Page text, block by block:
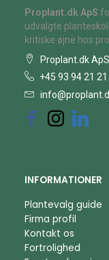
Proplant.dk ApS
udvalgte
kritiske øjne hos
Proplant.dk
+45 93 94 21 21
INFORMATIONER
Plantevalg guide
Firma profil
Kontakt os
Fortrolighed